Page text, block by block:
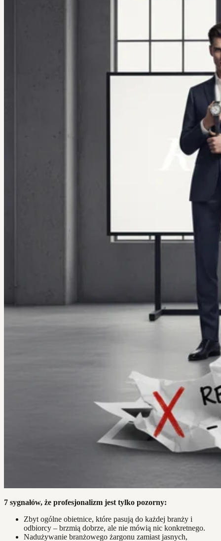
7 sygnałów, że profesjonalizm jest tylko pozorny:
Zbyt ogólne obietnice, które pasują do każdej branży i
odbiorcy – brzmią dobrze, ale nie mówią nic konkretnego.
Nadużywanie branżowego żargonu zamiast jasnych,